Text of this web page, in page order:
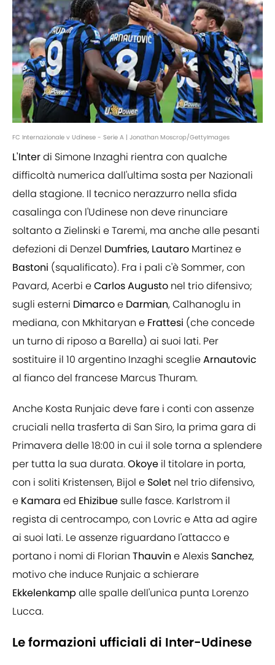
FC Internazionale v Udinese - Serie A | Jonathan Moscrop/GettyImages
L'Interdi Simone Inzaghi rientra con qualche
difficoltà numerica dall'ultima sosta per Nazionali
della stagione. Il tecnico nerazzurro nella sfida
casalinga con l'Udinese non deve rinunciare
soltanto a Zielinski e Taremi, ma anche alle pesanti
defezioni di Denzel Dumfries, Lautaro Martinez e
Bastoni (squalificato). Fra i pali c'è Sommer, con
Pavard, Acerbi eCarlos Augusto nel trio difensivo;
sugli esterni Dimarcoe Darmian, Calhanoglu in
mediana, con Mkhitaryan e Frattesi (che concede
un turno di riposo a Barella) ai suoi lati. Per
sostituire il 10 argentino Inzaghi sceglieArnautovic
al fianco del francese Marcus Thuram.
Anche Kosta Runjaic deve fare i conti con assenze
cruciali nella trasferta di San Siro, la prima gara di
Primavera delle 18:00 in cui il sole torna a splendere
per tutta la sua durata.Okoye il titolare in porta,
con i soliti Kristensen, Bijol e Solet nel trio difensivo,
e Kamara ed Ehizibue sulle fasce. Karlstrom il
regista di centrocampo, con Lovric e Atta ad agire
ai suoi lati. Le assenze riguardano l'attacco e
portano i nomi di Florian Thauvin e Alexis Sanchez,
motivo che induce Runjaic a schierare
Ekkelenkamp alle spalle dell'unica punta Lorenzo
Lucca.
Le formazioni ufficiali di Inter-Udinese